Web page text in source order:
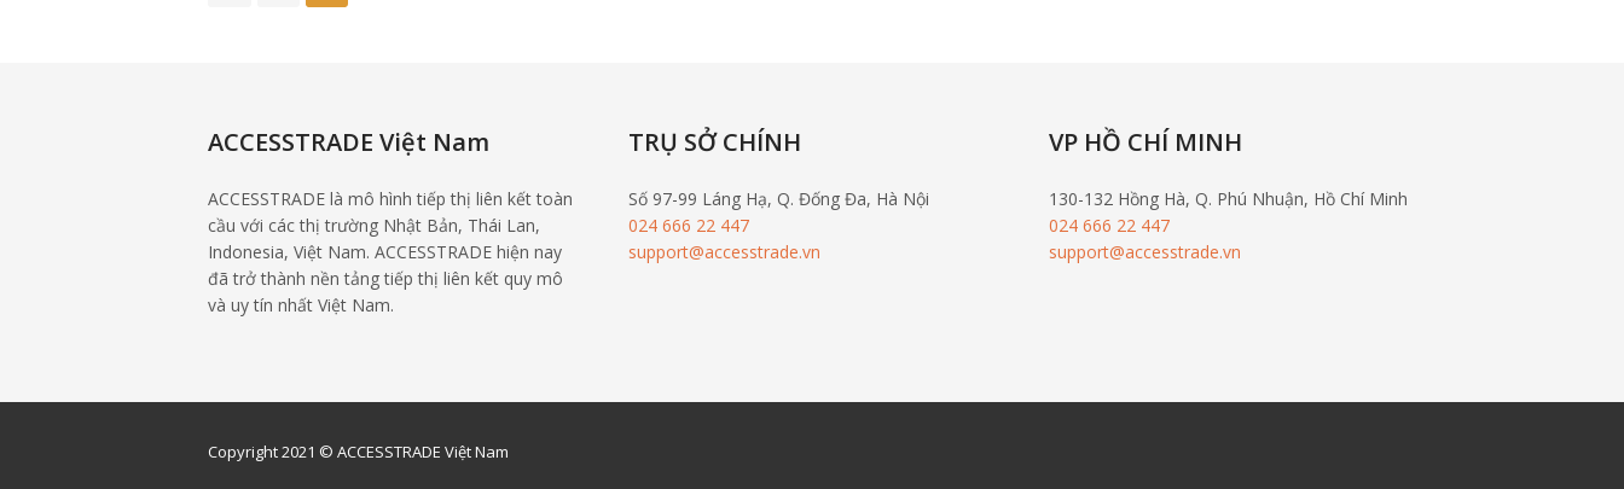
ACCESSTRADE Việt Nam
ACCESSTRADE là mô hình tiếp thị liên kết toàn
cầu với các thị trường Nhật Bản, Thái Lan,
Indonesia, Việt Nam. ACCESSTRADE hiện nay
đã trở thành nền tảng tiếp thị liên kết quy mô
và uy tín nhất Việt Nam.
TRỤ SỞ CHÍNH
Số 97-99 Láng Hạ, Q. Đống Đa, Hà Nội
024 666 22 447
support@accesstrade.vn
VP HỒ CHÍ MINH
130-132 Hồng Hà, Q. Phú Nhuận, Hồ Chí Minh
024 666 22 447
support@accesstrade.vn
Copyright 2021 © ACCESSTRADE Việt Nam